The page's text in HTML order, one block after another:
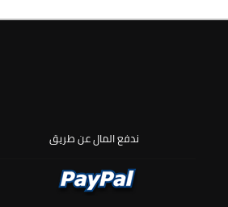
ندفع المال عن طريق